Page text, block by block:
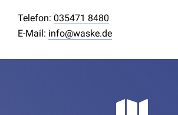
Telefon: 035471 8480
E-Mail: info@waske.de